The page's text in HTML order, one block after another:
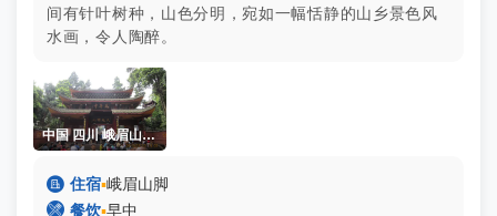
间有针叶树种，山色分明，宛如一幅恬静的山乡景色风
水画，令人陶醉。
中国 四川 峨眉山 万年寺 邢欢
 住宿▪峨眉山脚
 餐饮▪早中